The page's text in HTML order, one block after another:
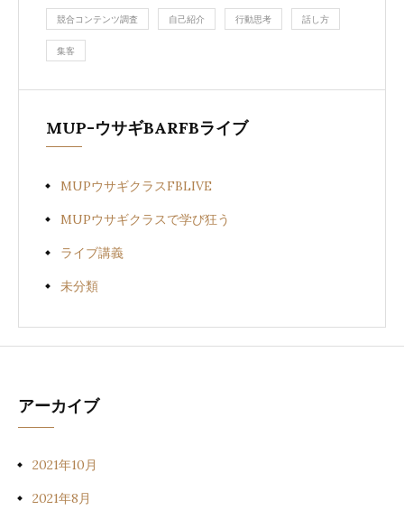
競合コンテンツ調査 自己紹介 行動思考 話し方
集客
MUP-ウサギBARFBライブ
MUPウサギクラスFBLIVE
MUPウサギクラスで学び狂う
ライブ講義
未分類
アーカイブ
2021年10月
2021年8月